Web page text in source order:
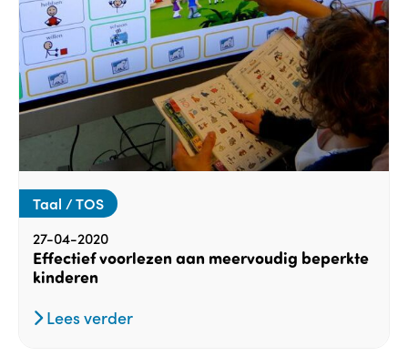
Taal / TOS
27-04-2020
Effectief voorlezen aan meervoudig beperkte
kinderen
Lees verder